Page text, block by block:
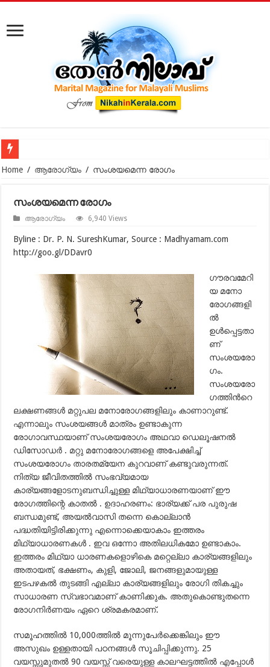
കോടതിക്ക് പുറത്ത് നടക്കുന്ന മുസ്‌ലിം വിവാഹ മോചനം: കുടുംബ
Home / ആരോഗ്യം / സംശയമെന്ന രോഗം
സംശയമെന്ന രോഗം
ആരോഗ്യം 6,940 Views
Byline : Dr. P. N. SureshKumar, Source : Madhyamam.com
http://goo.gl/DDavr0
ഗൗരവമേറി
യ മനോ
രോഗങ്ങളി
ല്‍
ഉള്‍പ്പെട്ടതാ
ണ്
സംശയരോ
ഗം.
സംശയരോ
ഗത്തിന്‍റെ
ലക്ഷണങ്ങള്‍ മറ്റുപല മനോരോഗങ്ങളിലും കാണാറുണ്ട്.
എന്നാലും സംശയങ്ങള്‍ മാത്രം ഉണ്ടാകുന്ന
രോഗാവസ്ഥയാണ് സംശയരോഗം അഥവാ ഡെലൂഷനല്‍
ഡിസോഡര്‍ . മറ്റു മനോരോഗങ്ങളെ അപേക്ഷിച്ച്
സംശയരോഗം താരതമ്യേന കുറവാണ് കണ്ടുവരുന്നത്.
നിത്യ ജീവിതത്തില്‍ സംഭവ്യമായ
കാര്യങ്ങളോടനുബന്ധിച്ചുള്ള മിഥ്യാധാരണയാണ് ഈ
രോഗത്തിന്റെ കാതല്‍ . ഉദാഹരണം: ഭാര്യക്ക് പര പുരുഷ
ബന്ധമുണ്ട്, അയല്‍വാസി തന്നെ കൊല്ലാന്‍
പദ്ധതിയിട്ടിരിക്കുന്നു എന്നൊക്കെയാകാം ഇത്തരം
മിഥ്യാധാരണകള്‍ . ഇവ ഒന്നോ അതിലധികമോ ഉണ്ടാകാം.
ഇത്തരം മിഥ്യാ ധാരണകളൊഴികെ മറ്റെല്ലാ കാര്യങ്ങളിലും
അതായത്, ഭക്ഷണം, കുളി, ജോലി, ജനങ്ങളുമായുള്ള
ഇടപഴകല്‍ തുടങ്ങി എല്ലാ കാര്യങ്ങളിലും രോഗി തികച്ചും
സാധാരണ സ്വഭാവമാണ് കാണിക്കുക. അതുകൊണ്ടുതന്നെ
രോഗനിര്‍ണയം ഏറെ ശ്രമകരമാണ്.
സമൂഹത്തില്‍ 10,000ത്തില്‍ മൂന്നുപേര്‍ക്കെങ്കിലും ഈ
അസുഖം ഉള്ളതായി പഠനങ്ങള്‍ സൂചിപ്പിക്കുന്നു. 25
വയസ്സുമുതല്‍ 90 വയസ്സ് വരെയുള്ള കാലഘട്ടത്തില്‍ എപ്പോള്‍